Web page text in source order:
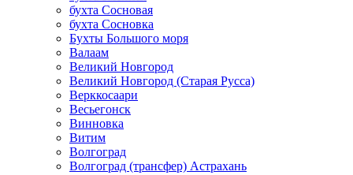
бухта Сосновая
бухта Сосновка
Бухты Большого моря
Валаам
Великий Новгород
Великий Новгород (Старая Русса)
Верккосаари
Весьегонск
Винновка
Витим
Волгоград
Волгоград (трансфер) Астрахань